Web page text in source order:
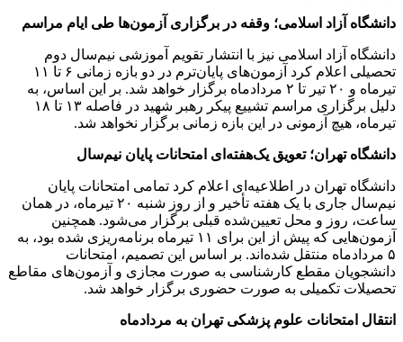
دانشگاه آزاد اسلامی؛ وقفه در برگزاری آزمون‌ها طی ایام مراسم
دانشگاه آزاد اسلامی نیز با انتشار تقویم آموزشی نیم‌سال دوم
تحصیلی اعلام کرد آزمون‌های پایان‌ترم در دو بازه زمانی ۶ تا ۱۱
تیرماه و ۲۰ تیر تا ۲ مردادماه برگزار خواهد شد. بر این اساس، به
دلیل برگزاری مراسم تشییع پیکر رهبر شهید در فاصله ۱۳ تا ۱۸
تیرماه، هیچ آزمونی در این بازه زمانی برگزار نخواهد شد.
دانشگاه تهران؛ تعویق یک‌هفته‌ای امتحانات پایان نیم‌سال
دانشگاه تهران در اطلاعیه‌ای اعلام کرد تمامی امتحانات پایان
نیم‌سال جاری با یک هفته تأخیر و از روز شنبه ۲۰ تیرماه، در همان
ساعت، روز و محل تعیین‌شده قبلی برگزار می‌شود. همچنین
آزمون‌هایی که پیش از این برای ۱۱ تیرماه برنامه‌ریزی شده بود، به
۵ مردادماه منتقل شده‌اند. بر اساس این تصمیم، امتحانات
دانشجویان مقطع کارشناسی به صورت مجازی و آزمون‌های مقاطع
تحصیلات تکمیلی به صورت حضوری برگزار خواهد شد.
انتقال امتحانات علوم پزشکی تهران به مردادماه